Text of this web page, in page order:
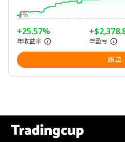
-3%
+25.57%
年收益率 年盈亏
跟单